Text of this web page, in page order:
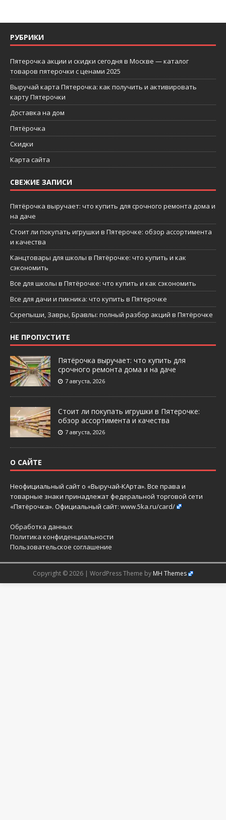
РУБРИКИ
Пятерочка акции и скидки сегодня в Москве — каталог
товаров пятерочки с ценами 2025
Выручай карта Пятерочка: как получить и активировать
карту Пятерочки
Доставка на дом
Пятёрочка
Скидки
Карта сайта
СВЕЖИЕ ЗАПИСИ
Пятёрочка выручает: что купить для срочного ремонта дома и
на даче
Стоит ли покупать игрушки в Пятерочке: обзор ассортимента
и качества
Канцтовары для школы в Пятёрочке: что купить и как
сэкономить
Все для школы в Пятёрочке: что купить и как сэкономить
Все для дачи и пикника: что купить в Пятерочке
Скрепыши, Завры, Бравлы: полный разбор акций в Пятёрочке
НЕ ПРОПУСТИТЕ
Пятёрочка выручает: что купить для
срочного ремонта дома и на даче
7 августа, 2026
Стоит ли покупать игрушки в Пятерочке:
обзор ассортимента и качества
7 августа, 2026
О САЙТЕ
Неофициальный сайт о «Выручай-КАрта». Все права и
товарные знаки принадлежат федеральной торговой сети
«Пятёрочка». Официальный сайт: www.5ka.ru/card/
Обработка данных
Политика конфиденциальности
Пользовательское соглашение
Copyright © 2026 | WordPress Theme by MH Themes